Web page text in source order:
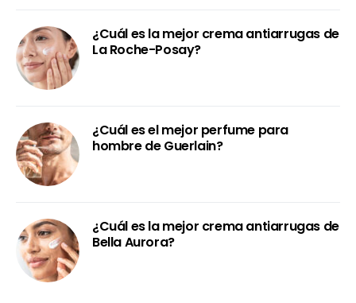
¿Cuál es la mejor crema antiarrugas de
La Roche-Posay?
¿Cuál es el mejor perfume para
hombre de Guerlain?
¿Cuál es la mejor crema antiarrugas de
Bella Aurora?